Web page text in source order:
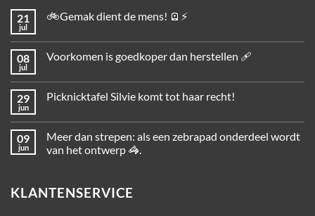
21
jul
🚲Gemak dient de mens! 🪫⚡
08
jul
Voorkomen is goedkoper dan herstellen 🩹
29
jun
Picknicktafel Silvie komt tot haar recht!
09
jun
Meer dan strepen: als een zebrapad onderdeel wordt
van het ontwerp 🦓.
KLANTENSERVICE